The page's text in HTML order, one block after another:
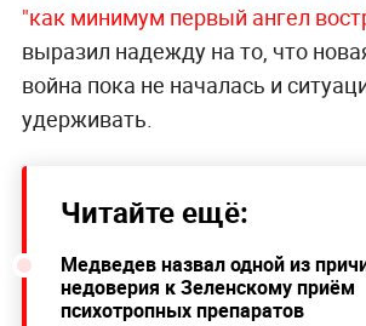
"как минимум первый ангел
выразил надежду на то, что
война пока не началась и
удерживать.
Читайте ещё:
Медведев назвал одной из
недоверия к Зеленскому приём
психотропных препаратов